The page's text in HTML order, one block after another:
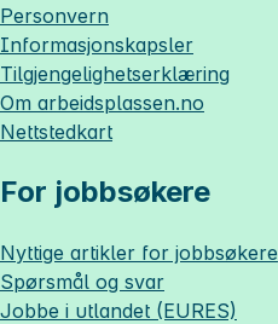
Personvern
Informasjonskapsler
Tilgjengelighetserklæring
Om arbeidsplassen.no
Nettstedkart
For jobbsøkere
Nyttige artikler for jobbsøkere
Spørsmål og svar
Jobbe i utlandet (EURES)